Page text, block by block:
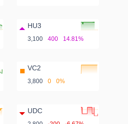
HU3
3,100 400 14.81%
VC2
3,800 0 0%
UDC